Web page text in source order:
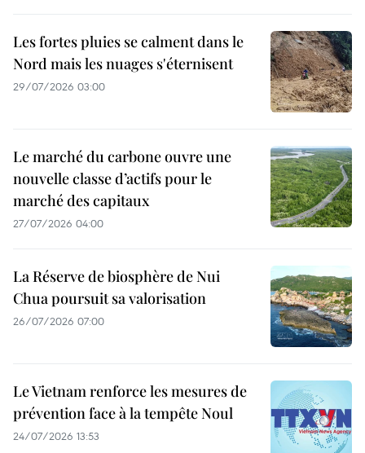
Les fortes pluies se calment dans le
Nord mais les nuages s'éternisent
29/07/2026 03:00
Le marché du carbone ouvre une
nouvelle classe d’actifs pour le
marché des capitaux
27/07/2026 04:00
La Réserve de biosphère de Nui
Chua poursuit sa valorisation
26/07/2026 07:00
Le Vietnam renforce les mesures de
prévention face à la tempête Noul
24/07/2026 13:53